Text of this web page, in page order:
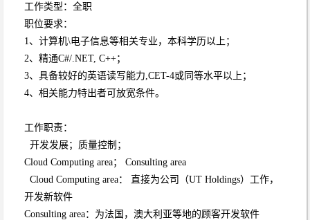
工作类型：全职
职位要求：
1、计算机\电子信息等相关专业，本科学历以上；
2、精通C#/.NET, C++；
3、具备较好的英语读写能力,CET-4或同等水平以上；
4、相关能力特出者可放宽条件。
工作职责：
开发发展；质量控制；
Cloud Computing area； Consulting area
Cloud Computing area： 直接为公司（UT Holdings）工作，
开发新软件
Consulting area：为法国，澳大利亚等地的顾客开发软件